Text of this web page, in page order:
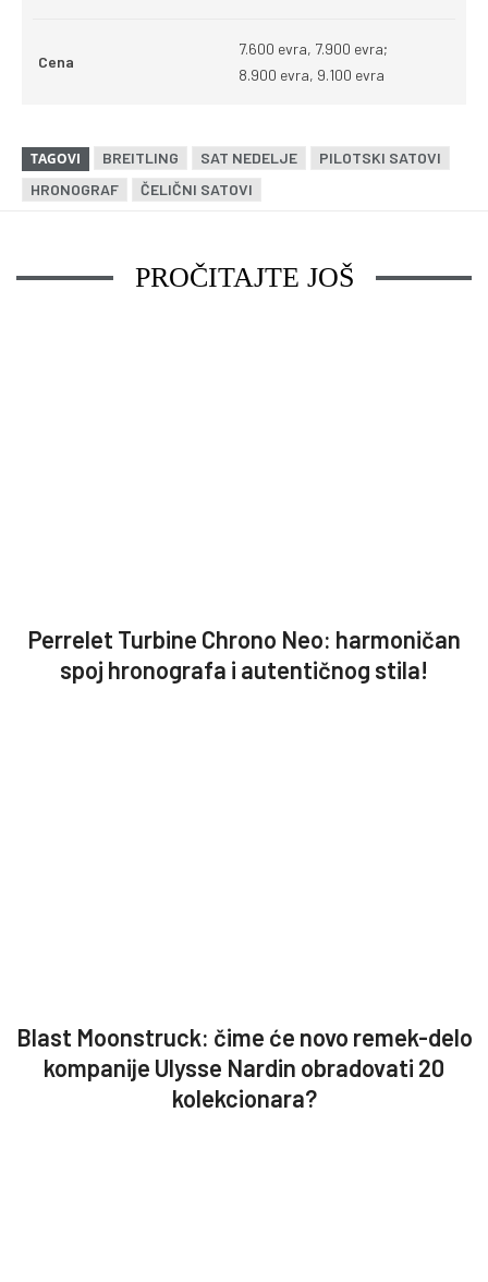
Cena
7.600 evra, 7.900 evra;
8.900 evra, 9.100 evra
TAGOVI BREITLING SAT NEDELJE
PILOTSKI SATOVI
HRONOGRAF
ČELIČNI SATOVI
PROČITAJTE JOŠ
Perrelet Turbine Chrono Neo: harmoničan
spoj hronografa i autentičnog stila!
Blast Moonstruck: čime će novo remek-delo
kompanije Ulysse Nardin obradovati 20
kolekcionara?